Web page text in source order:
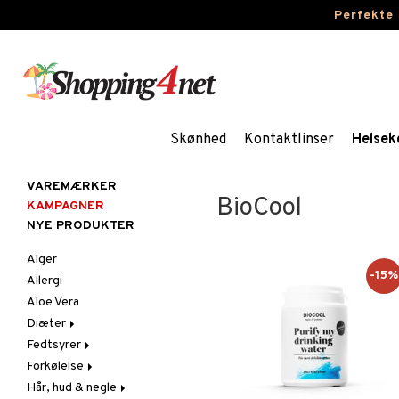
Perfekte
Skønhed Kontaktlinser
BioCool
-15%
VAREMÆRKER
KAMPAGNER
NYE PRODUKTER
Alger
Allergi
Aloe Vera
Diæter
Glutenintolerant
LCHF
Raw Food
Fedtsyrer
Marina fedtsyrer
Veg fedtsyrer
Forkølelse
C-vitamin
Hår, hud & negle